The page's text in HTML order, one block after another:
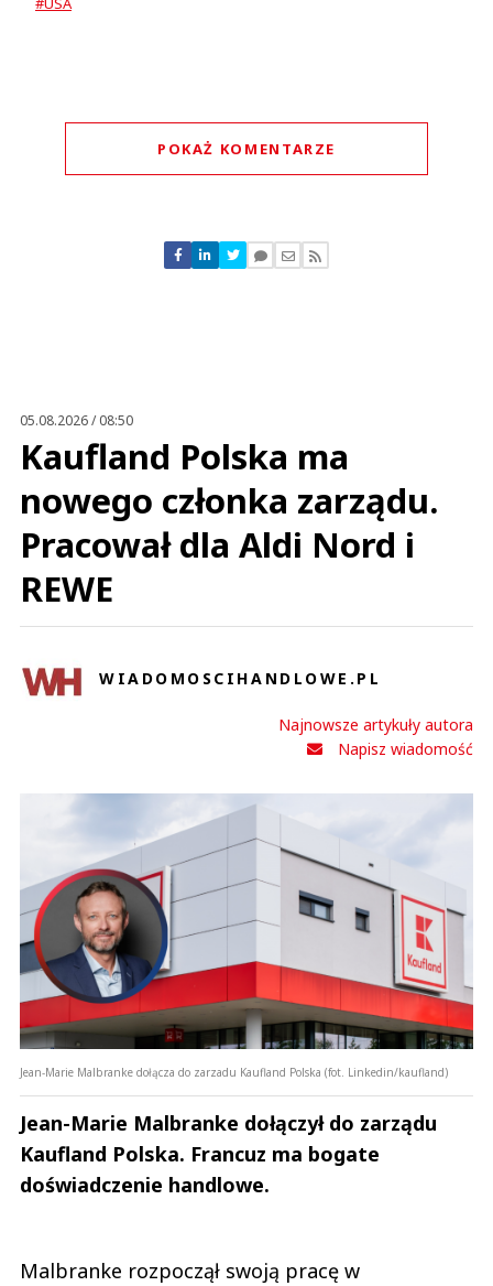
POKAŻ KOMENTARZE
Nie znaleziono komentarzy
Zostaw swoje komentarze
05.08.2026 / 08:50
Kaufland Polska ma
nowego członka zarządu.
Pracował dla Aldi Nord i
REWE
WIADOMOSCIHANDLOWE.PL
Najnowsze artykuły autora
Napisz wiadomość
Jean-Marie Malbranke dołącza do zarzadu Kaufland Polska (fot. Linkedin/kaufland)
Jean-Marie Malbranke dołączył do zarządu
Kaufland Polska. Francuz ma bogate
doświadczenie handlowe.
Malbranke rozpoczął swoją pracę w